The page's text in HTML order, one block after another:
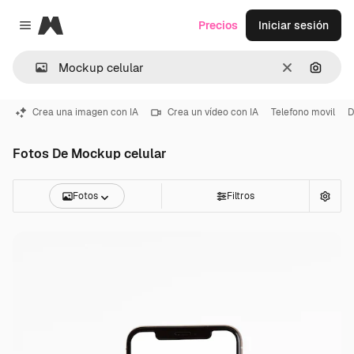
Close menu
Magnific
Borrar
Precios Iniciar sesión
Crea una imagen con IA Crea un vídeo con IA Telefono movil
Fotos De Mockup celular
Fotos Filtros